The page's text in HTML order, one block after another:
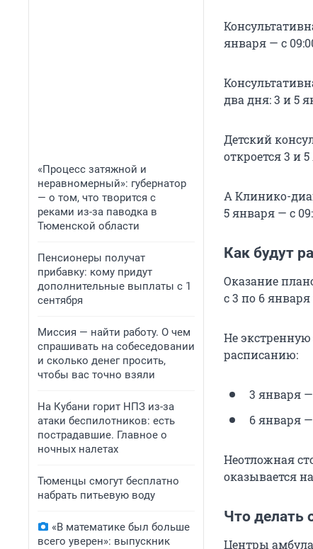
«Процесс затяжной и
неравномерный»: губернатор
— о том, что творится с
реками из-за паводка в
Тюменской области
Пенсионеры получат
прибавку: кому придут
дополнительные выплаты с 1
сентября
Миссия — найти работу. О чем
спрашивать на собеседовании
и сколько денег просить,
чтобы вас точно взяли
На Кубани горит НПЗ из-за
атаки беспилотников: есть
пострадавшие. Главное о
ночных налетах
Тюменцы смогут бесплатно
набрать питьевую воду
«В математике был больше
всего уверен»: выпускник
января — с
два дня: 3 и 5
Детский
откроется 3 и
А Клинико-
5 января — с
Как будут
Оказание
с 3 по 6 января
Не
расписанию:
3 января —
6 января —
Неотложная
оказывается
Что делать
Центры